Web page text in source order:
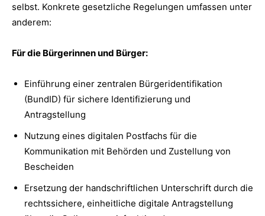
selbst. Konkrete gesetzliche Regelungen umfassen unter
anderem:
Für die Bürgerinnen und Bürger:
Einführung einer zentralen Bürgeridentifikation
(BundID) für sichere Identifizierung und
Antragstellung
Nutzung eines digitalen Postfachs für die
Kommunikation mit Behörden und Zustellung von
Bescheiden
Ersetzung der handschriftlichen Unterschrift durch die
rechtssichere, einheitliche digitale Antragstellung